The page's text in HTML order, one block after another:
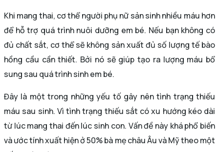
Khi mang thai, cơ thể người phụ nữ sản sinh nhiều máu hơn
để hỗ trợ quá trình nuôi dưỡng em bé. Nếu bạn không có
đủ chất sắt, cơ thể sẽ không sản xuất đủ số lượng tế bào
hồng cầu cần thiết. Bởi nó sẽ giúp tạo ra lượng máu bổ
sung sau quá trình sinh em bé.
Đây là một trong những yếu tố gây nên tình trạng thiếu
máu sau sinh. Vì tình trạng thiếu sắt có xu hướng kéo dài
từ lúc mang thai đến lúc sinh con. Vấn đề này khá phổ biến
và ước tính xuất hiện ở 50% bà mẹ châu Âu và Mỹ theo một